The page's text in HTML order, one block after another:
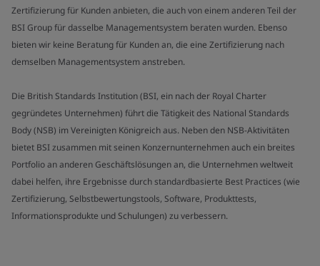
Zertifizierung für Kunden anbieten, die auch von einem anderen Teil der
BSI Group für dasselbe Managementsystem beraten wurden. Ebenso
bieten wir keine Beratung für Kunden an, die eine Zertifizierung nach
demselben Managementsystem anstreben.
Die British Standards Institution (BSI, ein nach der Royal Charter
gegründetes Unternehmen) führt die Tätigkeit des National Standards
Body (NSB) im Vereinigten Königreich aus. Neben den NSB-Aktivitäten
bietet BSI zusammen mit seinen Konzernunternehmen auch ein breites
Portfolio an anderen Geschäftslösungen an, die Unternehmen weltweit
dabei helfen, ihre Ergebnisse durch standardbasierte Best Practices (wie
Zertifizierung, Selbstbewertungstools, Software, Produkttests,
Informationsprodukte und Schulungen) zu verbessern.